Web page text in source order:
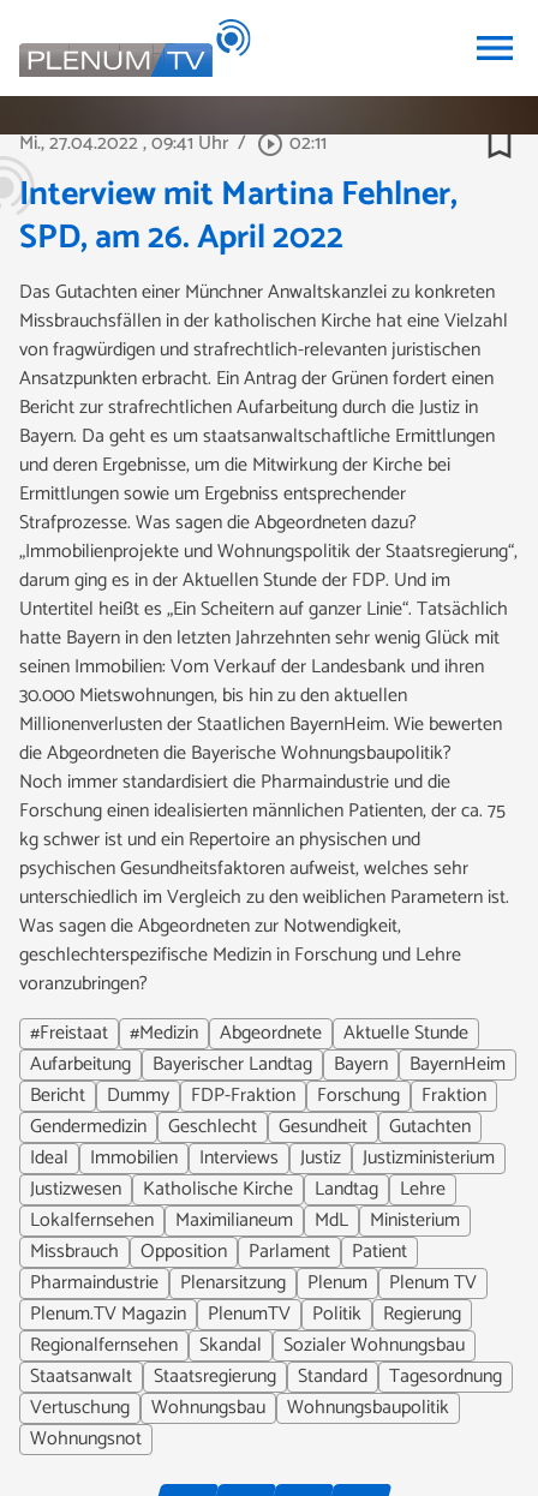
menu
Mi., 27.04.2022, 09:41 Uhr / play_circle_outline02:11 bookmark_border
Interview mit Martina Fehlner,
SPD, am 26. April 2022
Das Gutachten einer Münchner Anwaltskanzlei zu konkreten
Missbrauchsfällen in der katholischen Kirche hat eine Vielzahl
von fragwürdigen und strafrechtlich-relevanten juristischen
Ansatzpunkten erbracht. Ein Antrag der Grünen fordert einen
Bericht zur strafrechtlichen Aufarbeitung durch die Justiz in
Bayern. Da geht es um staatsanwaltschaftliche Ermittlungen
und deren Ergebnisse, um die Mitwirkung der Kirche bei
Ermittlungen sowie um Ergebniss entsprechender
Strafprozesse. Was sagen die Abgeordneten dazu?
„Immobilienprojekte und Wohnungspolitik der Staatsregierung“,
darum ging es in der Aktuellen Stunde der FDP. Und im
Untertitel heißt es „Ein Scheitern auf ganzer Linie“. Tatsächlich
hatte Bayern in den letzten Jahrzehnten sehr wenig Glück mit
seinen Immobilien: Vom Verkauf der Landesbank und ihren
30.000 Mietswohnungen, bis hin zu den aktuellen
Millionenverlusten der Staatlichen BayernHeim. Wie bewerten
die Abgeordneten die Bayerische Wohnungsbaupolitik?
Noch immer standardisiert die Pharmaindustrie und die
Forschung einen idealisierten männlichen Patienten, der ca. 75
kg schwer ist und ein Repertoire an physischen und
psychischen Gesundheitsfaktoren aufweist, welches sehr
unterschiedlich im Vergleich zu den weiblichen Parametern ist.
Was sagen die Abgeordneten zur Notwendigkeit,
geschlechterspezifische Medizin in Forschung und Lehre
voranzubringen?
#Freistaat
#Medizin Abgeordnete
Aktuelle Stunde
Aufarbeitung
Bayerischer Landtag Bayern
BayernHeim
Bericht
Dummy FDP-Fraktion Forschung
Fraktion
Gendermedizin
Geschlecht Gesundheit
Gutachten
Ideal
Immobilien Interviews Justiz
Justizministerium
Justizwesen
Katholische Kirche Landtag
Lehre
Lokalfernsehen
Maximilianeum MdL
Ministerium
Missbrauch
Opposition Parlament
Patient
Pharmaindustrie
Plenarsitzung Plenum
Plenum TV
Plenum.TV Magazin
PlenumTV Politik
Regierung
Regionalfernsehen
Skandal
Sozialer Wohnungsbau
Staatsanwalt
Staatsregierung Standard
Tagesordnung
Vertuschung
Wohnungsbau
Wohnungsbaupolitik
Wohnungsnot